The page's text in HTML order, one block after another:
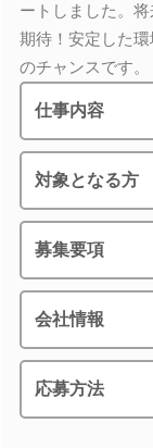
ートしました。
期待！安定した
のチャンスです。
仕事内容
対象となる方
募集要項
会社情報
応募方法